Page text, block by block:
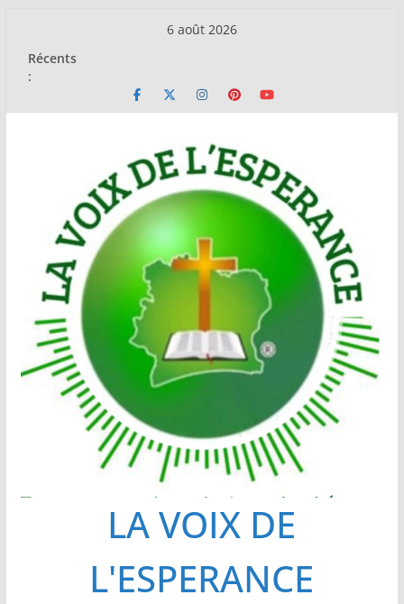
contenu
6 août 2026
Récents
:
LA VOIX DE
L'ESPERANCE